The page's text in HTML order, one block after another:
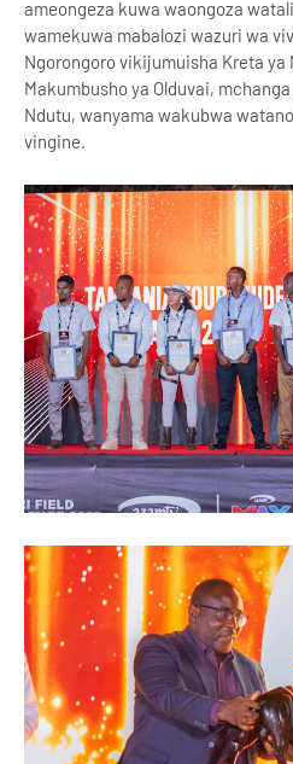
ameongeza kuwa waongoza
wamekuwa mabalozi wazuri wa
Ngorongoro vikijumuisha Kreta ya
Makumbusho ya Olduvai,
Ndutu, wanyama wakubwa
vingine.